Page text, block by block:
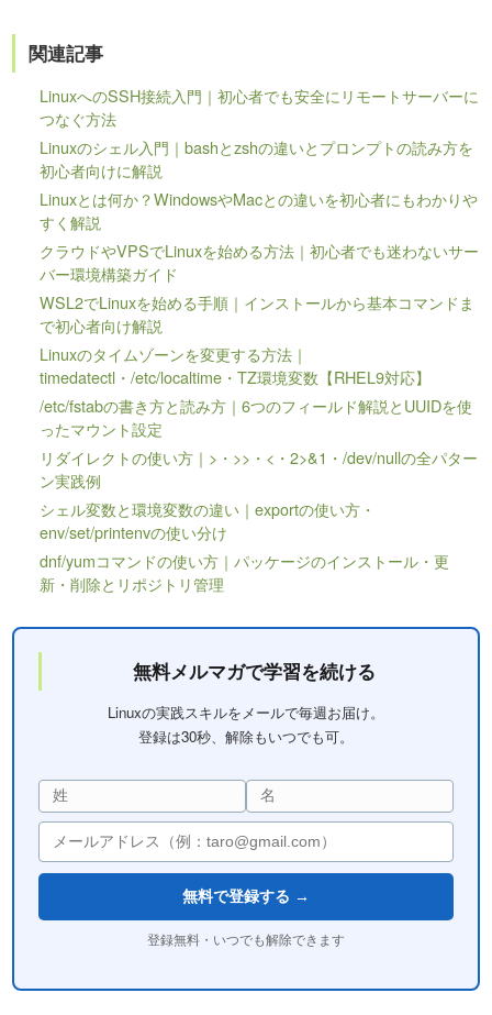
関連記事
LinuxへのSSH接続入門｜初心者でも安全にリモートサーバーに
つなぐ方法
Linuxのシェル入門｜bashとzshの違いとプロンプトの読み方を
初心者向けに解説
Linuxとは何か？WindowsやMacとの違いを初心者にもわかりや
すく解説
クラウドやVPSでLinuxを始める方法｜初心者でも迷わないサー
バー環境構築ガイド
WSL2でLinuxを始める手順｜インストールから基本コマンドま
で初心者向け解説
Linuxのタイムゾーンを変更する方法｜
timedatectl・/etc/localtime・TZ環境変数【RHEL9対応】
/etc/fstabの書き方と読み方｜6つのフィールド解説とUUIDを使
ったマウント設定
リダイレクトの使い方｜>・>>・<・2>&1・/dev/nullの全パター
ン実践例
シェル変数と環境変数の違い｜exportの使い方・
env/set/printenvの使い分け
dnf/yumコマンドの使い方｜パッケージのインストール・更
新・削除とリポジトリ管理
無料メルマガで学習を続ける
Linuxの実践スキルをメールで毎週お届け。
登録は30秒、解除もいつでも可。
無料で登録する →
登録無料・いつでも解除できます